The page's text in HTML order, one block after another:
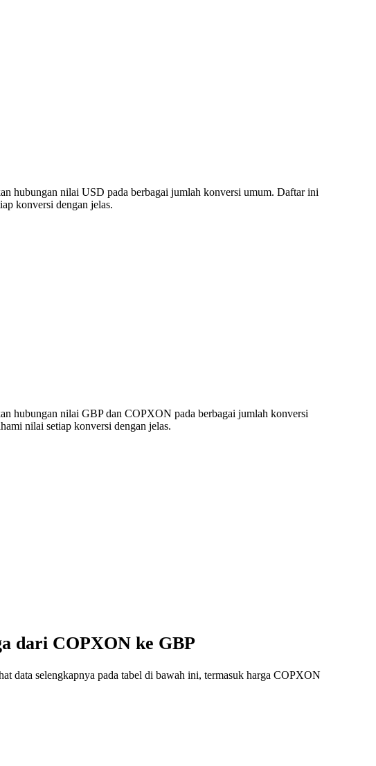
hubungan nilai USD pada berbagai jumlah konversi umum. Daftar ini
konversi dengan jelas.
hubungan nilai GBP dan COPXON pada berbagai jumlah konversi
nilai setiap konversi dengan jelas.
dari COPXON ke GBP
data selengkapnya pada tabel di bawah ini, termasuk harga COPXON